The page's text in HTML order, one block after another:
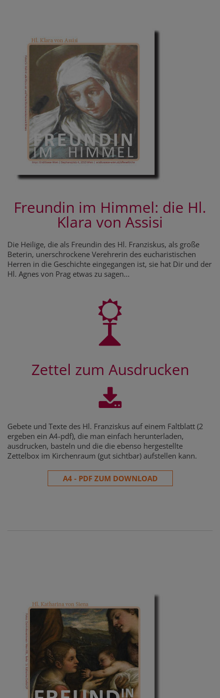
Freundin im Himmel: die Hl.
Klara von Assisi
Die Heilige, die als Freundin des Hl. Franziskus, als große
Beterin, unerschrockene Verehrerin des eucharistischen
Herren in die Geschichte eingegangen ist, sie hat Dir und der
Hl. Agnes von Prag etwas zu sagen...
Zettel zum Ausdrucken
Gebete und Texte des Hl. Franziskus auf einem Faltblatt (2
ergeben ein A4-pdf), die man einfach herunterladen,
ausdrucken, basteln und die die ebenso hergestellte
Zettelbox im Kirchenraum (gut sichtbar) aufstellen kann.
A4 - PDF ZUM DOWNLOAD